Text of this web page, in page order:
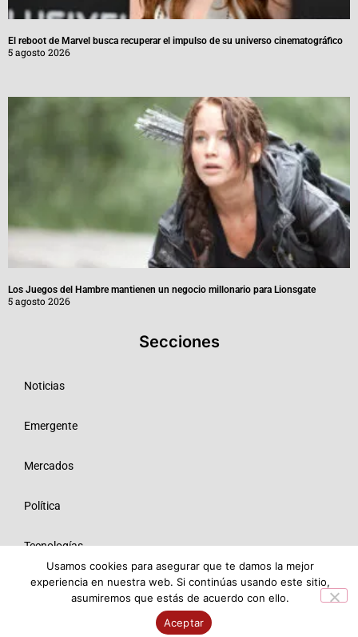
El reboot de Marvel busca recuperar el impulso de su universo cinematográfico
5 agosto 2026
Los Juegos del Hambre mantienen un negocio millonario para Lionsgate
5 agosto 2026
Secciones
Noticias
Emergente
Mercados
Política
Tecnologías
Opinión
© 2026 Todos los derechos reservados ME SRL.
Usamos cookies para asegurar que te damos la mejor
experiencia en nuestra web. Si continúas usando este sitio,
asumiremos que estás de acuerdo con ello.
Aceptar